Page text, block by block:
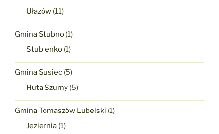
Ułazów (11)
Gmina Stubno (1)
Stubienko (1)
Gmina Susiec (5)
Huta Szumy (5)
Gmina Tomaszów Lubelski (1)
Jeziernia (1)